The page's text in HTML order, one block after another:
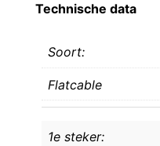
Technische data
Soort:
Flatcable
1e steker: